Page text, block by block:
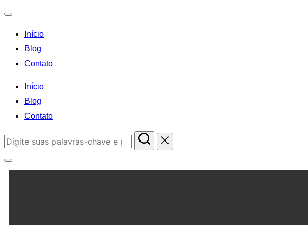
Início
Blog
Contato
Início
Blog
Contato